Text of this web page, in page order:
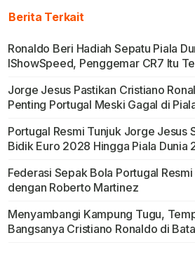
Berita Terkait
Ronaldo Beri Hadiah Sepatu Piala
IShowSpeed, Penggemar CR7 Itu
Jorge Jesus Pastikan Cristiano
Penting Portugal Meski Gagal di
Portugal Resmi Tunjuk Jorge Jesus
Bidik Euro 2028 Hingga Piala Dunia
Federasi Sepak Bola Portugal
dengan Roberto Martinez
Menyambangi Kampung Tugu,
Bangsanya Cristiano Ronaldo di